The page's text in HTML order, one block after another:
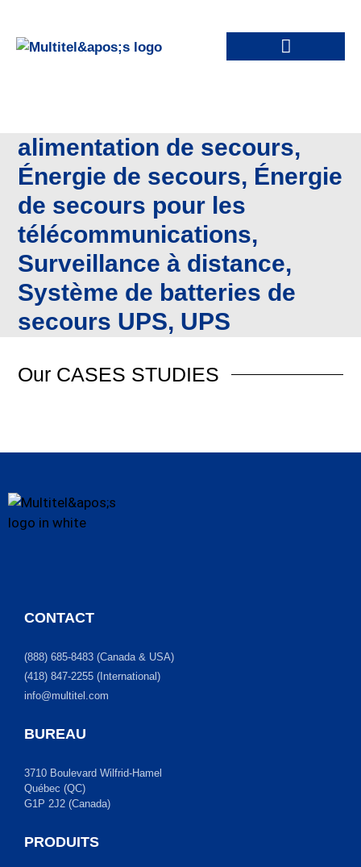
alimentation de secours,
Énergie de secours, Énergie
de secours pour les
télécommunications,
Surveillance à distance,
Système de batteries de
secours UPS, UPS
Our CASES STUDIES
CONTACT
(888) 685-8483 (Canada & USA)
(418) 847-2255 (International)
info@multitel.com
BUREAU
3710 Boulevard Wilfrid-Hamel
Québec (QC)
G1P 2J2 (Canada)
PRODUITS